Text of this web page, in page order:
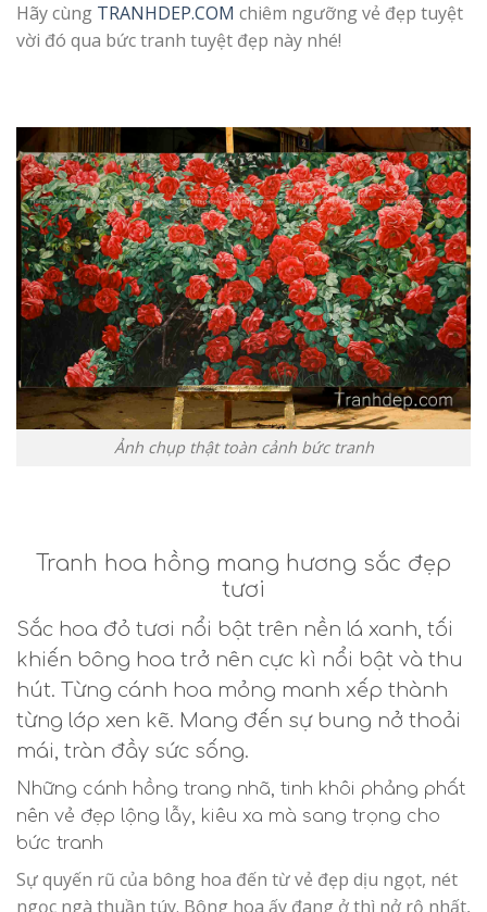
Hãy cùng TRANHDEP.COM chiêm ngưỡng vẻ đẹp tuyệt
vời đó qua bức tranh tuyệt đẹp này nhé!
Ảnh chụp thật toàn cảnh bức tranh
Tranh hoa hồng mang hương sắc đẹp
tươi
Sắc hoa đỏ tươi nổi bật trên nền lá xanh, tối
khiến bông hoa trở nên cực kì nổi bật và thu
hút. Từng cánh hoa mỏng manh xếp thành
từng lớp xen kẽ. Mang đến sự bung nở thoải
mái, tràn đầy sức sống.
Những cánh hồng trang nhã, tinh khôi phảng phất
nên vẻ đẹp lộng lẫy, kiêu xa mà sang trọng cho
bức tranh
Sự quyến rũ của bông hoa đến từ vẻ đẹp dịu ngọt, nét
ngọc ngà thuần túy. Bông hoa ấy đang ở thì nở rộ nhất,